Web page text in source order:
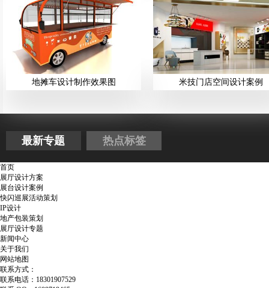
地摊车设计制作效果图 米技门店空间设计案例
最新专题 热点标签
首页
展厅设计方案
展台设计案例
快闪巡展活动策划
IP设计
地产包装策划
展厅设计专题
新闻中心
关于我们
网站地图
联系方式：
联系电话：18301907529